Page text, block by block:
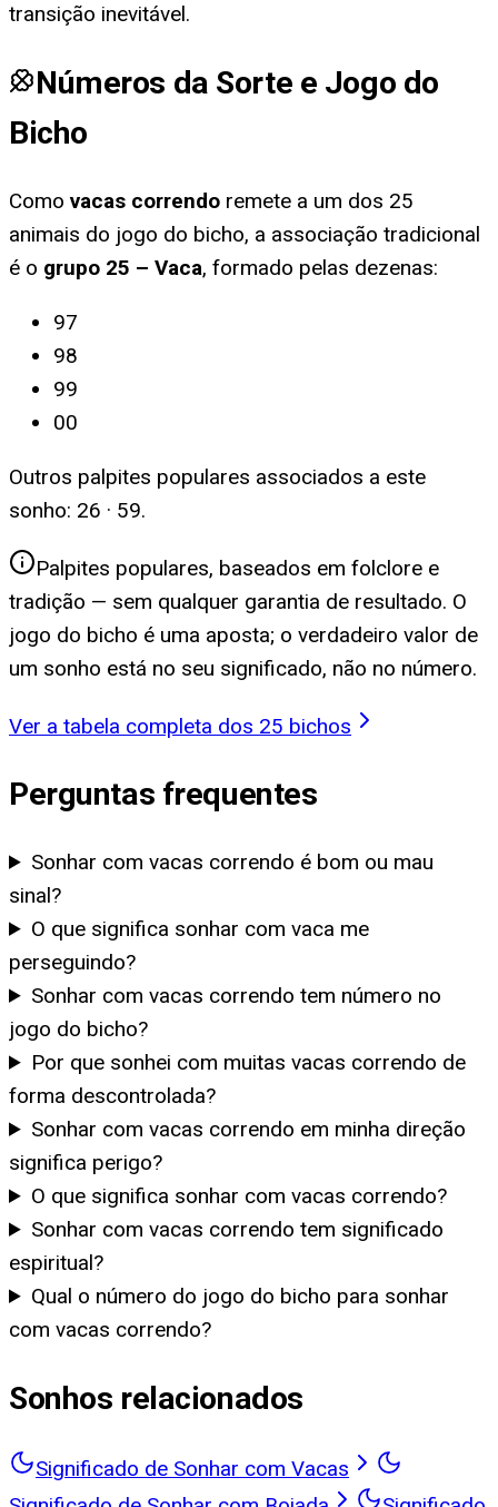
transição inevitável.
Números da Sorte e Jogo do
Bicho
Como vacas correndo remete a um dos 25
animais do jogo do bicho, a associação tradicional
é o grupo 25 – Vaca, formado pelas dezenas:
97
98
99
00
Outros palpites populares associados a este
sonho: 26 · 59.
Palpites populares, baseados em folclore e
tradição — sem qualquer garantia de resultado. O
jogo do bicho é uma aposta; o verdadeiro valor de
um sonho está no seu significado, não no número.
Ver a tabela completa dos 25 bichos
Perguntas frequentes
Sonhar com vacas correndo é bom ou mau
sinal?
O que significa sonhar com vaca me
perseguindo?
Sonhar com vacas correndo tem número no
jogo do bicho?
Por que sonhei com muitas vacas correndo de
forma descontrolada?
Sonhar com vacas correndo em minha direção
significa perigo?
O que significa sonhar com vacas correndo?
Sonhar com vacas correndo tem significado
espiritual?
Qual o número do jogo do bicho para sonhar
com vacas correndo?
Sonhos relacionados
Significado de Sonhar com Vacas